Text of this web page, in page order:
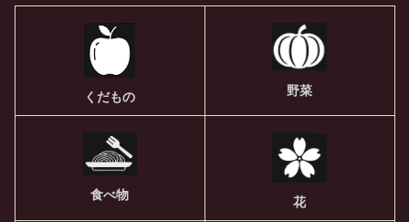
くだもの 野菜
食べ物 花